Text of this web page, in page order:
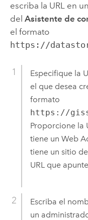
escriba la URL en
del Asistente de
el formato
https://
Especifique la
el que desea
formato
https://
Proporcione la
tiene un Web
tiene un sitio
URL que
Escriba el
un